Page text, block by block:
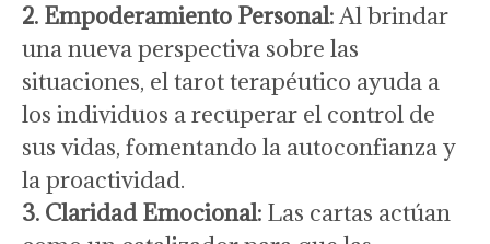
2. Empoderamiento Personal:Al brindar
una nueva perspectiva sobre las
situaciones, el tarot terapéutico ayuda a
los individuos a recuperar el control de
sus vidas, fomentando la autoconfianza y
la proactividad.
3. Claridad Emocional: Las cartas actúan